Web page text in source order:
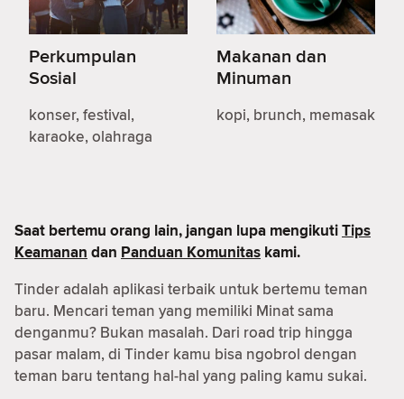
Perkumpulan
Sosial
konser, festival,
karaoke, olahraga
Makanan dan
Minuman
kopi, brunch, memasak
Saat bertemu orang lain, jangan lupa mengikutiTips
Keamanan dan Panduan Komunitas kami.
Tinder adalah aplikasi terbaik untuk bertemu teman
baru. Mencari teman yang memiliki Minat sama
denganmu? Bukan masalah. Dari road trip hingga
pasar malam, di Tinder kamu bisa ngobrol dengan
teman baru tentang hal-hal yang paling kamu sukai.